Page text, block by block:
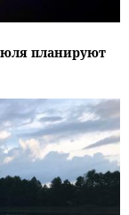
планируют